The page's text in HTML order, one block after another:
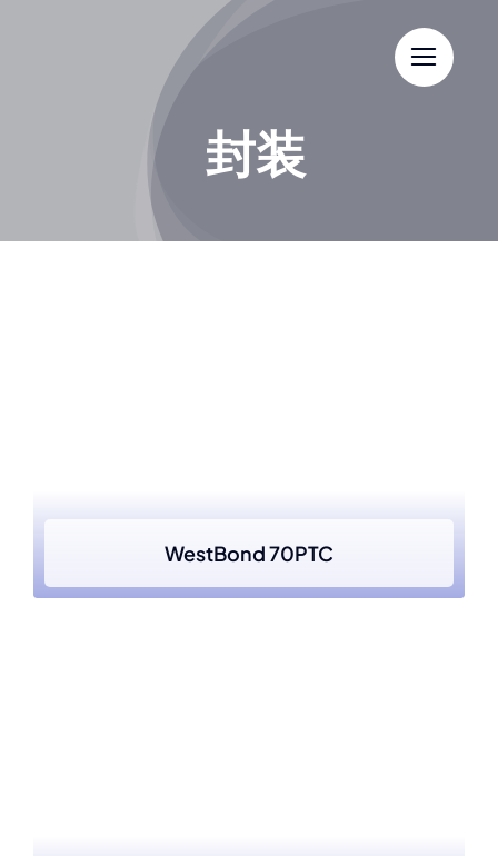
封装
WestBond 70PTC